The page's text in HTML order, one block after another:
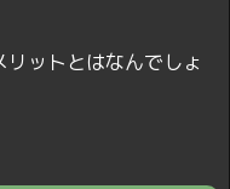
ットとはなんでしょ